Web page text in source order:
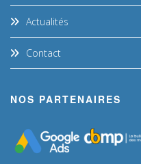
Actualités
Contact
NOS PARTENAIRES